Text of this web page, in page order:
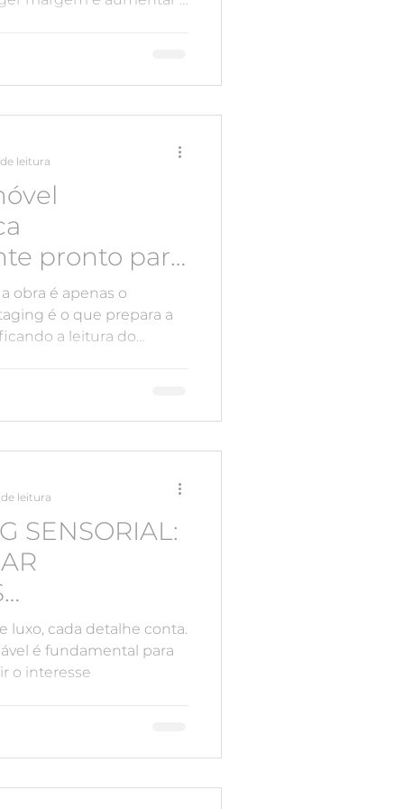
pronto para
obra é apenas o
é o que prepara a
a leitura do
leitura
SENSORIAL:
MERCADO
luxo, cada detalhe conta.
é fundamental para
o interesse
leitura